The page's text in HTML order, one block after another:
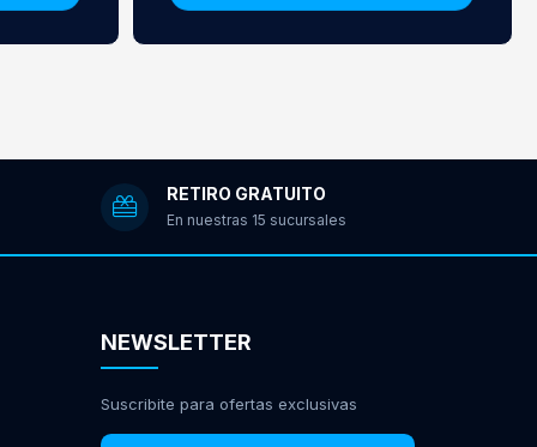
RETIRO GRATUITO
En nuestras 15 sucursales
NEWSLETTER
Suscribite para ofertas exclusivas